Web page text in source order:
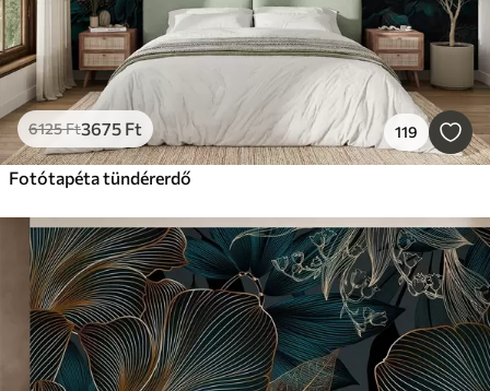
6125Ft3675 Ft 119
Fotótapéta tündérerdő